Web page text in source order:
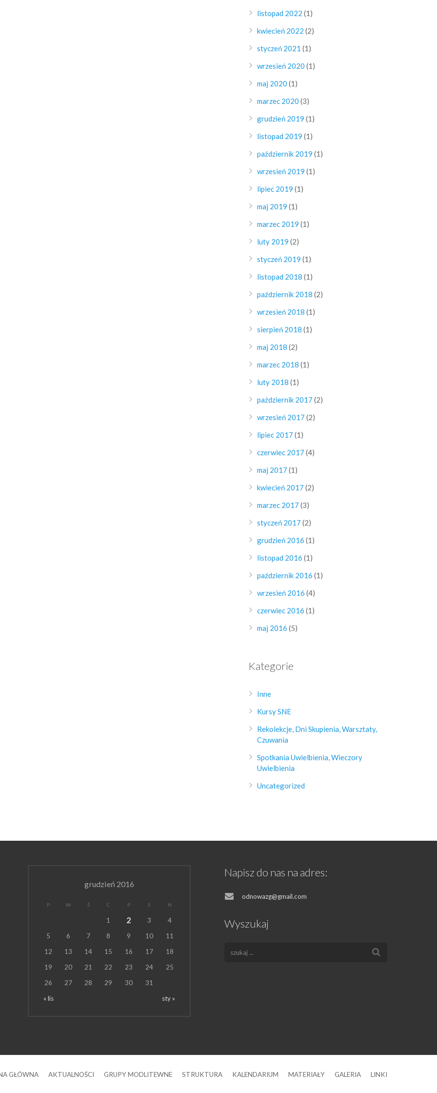
listopad 2022 (1)
kwiecień 2022 (2)
styczeń 2021 (1)
wrzesień 2020 (1)
maj 2020 (1)
marzec 2020 (3)
grudzień 2019 (1)
listopad 2019 (1)
październik 2019 (1)
wrzesień 2019 (1)
lipiec 2019 (1)
maj 2019 (1)
marzec 2019 (1)
luty 2019 (2)
styczeń 2019 (1)
listopad 2018 (1)
październik 2018 (2)
wrzesień 2018 (1)
sierpień 2018 (1)
maj 2018 (2)
marzec 2018 (1)
luty 2018 (1)
październik 2017 (2)
wrzesień 2017 (2)
lipiec 2017 (1)
czerwiec 2017 (4)
maj 2017 (1)
kwiecień 2017 (2)
marzec 2017 (3)
styczeń 2017 (2)
grudzień 2016 (1)
listopad 2016 (1)
październik 2016 (1)
wrzesień 2016 (4)
czerwiec 2016 (1)
maj 2016 (5)
Kategorie
Inne
Kursy SNE
Rekolekcje, Dni Skupienia, Warsztaty,
Czuwania
Spotkania Uwielbienia, Wieczory
Uwielbienia
Uncategorized
grudzień 2016
P W Ś C P S N
« lis sty »
1 2 3
4
5
6 7 8 9 10
11
12
13 14 15 16 17
18
19
20 21 22 23 24
25
26
27 28 29 30 31
Napisz do nas na adres:
odnowazg@gmail.com
Wyszukaj
GŁÓWNA AKTUALNOŚCI GRUPY MODLITEWNE STRUKTURA KALENDARIUM MATERIAŁY GALERIA LINKI